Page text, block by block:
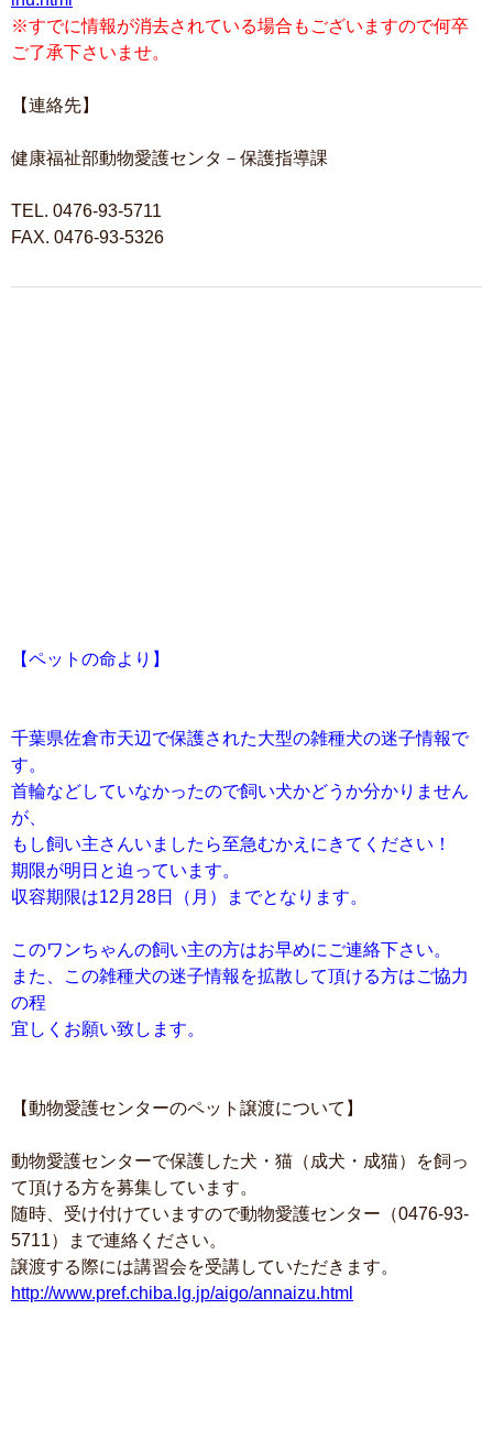
※すでに情報が消去されている場合もございますので何卒
ご了承下さいませ。
【連絡先】
健康福祉部動物愛護センタ－保護指導課
TEL. 0476-93-5711
FAX. 0476-93-5326
【ペットの命より】
千葉県佐倉市天辺で保護された大型の雑種犬の迷子情報で
す。
首輪などしていなかったので飼い犬かどうか分かりません
が、
もし飼い主さんいましたら至急むかえにきてください！
期限が明日と迫っています。
収容期限は12月28日（月）までとなります。
このワンちゃんの飼い主の方はお早めにご連絡下さい。
また、この雑種犬の迷子情報を拡散して頂ける方はご協力
の程
宜しくお願い致します。
【動物愛護センターのペット譲渡について】
動物愛護センターで保護した犬・猫（成犬・成猫）を飼っ
て頂ける方を募集しています。
随時、受け付けていますので動物愛護センター（0476-93-
5711）まで連絡ください。
譲渡する際には講習会を受講していただきます。
http://www.pref.chiba.lg.jp/aigo/annaizu.html